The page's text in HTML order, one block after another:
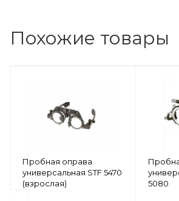
Похожие товары
Пробная оправа
универсальная STF 5470
(взрослая)
5080